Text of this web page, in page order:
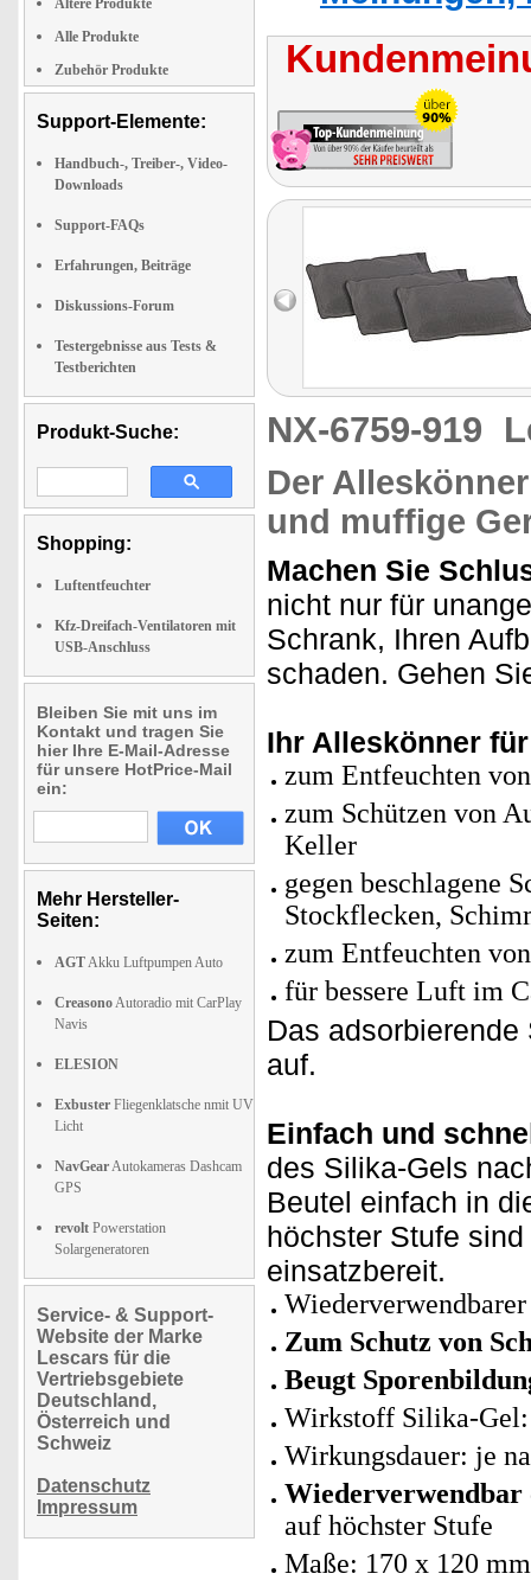
Ältere Produkte
Alle Produkte
Zubehör Produkte
Support-Elemente:
Handbuch-, Treiber-, Video-
Downloads
Support-FAQs
Erfahrungen, Beiträge
Diskussions-Forum
Testergebnisse aus Tests &
Testberichten
Produkt-Suche:
Shopping:
Luftentfeuchter
Kfz-Dreifach-Ventilatoren mit
USB-Anschluss
Bleiben Sie mit uns im
Kontakt und tragen Sie
hier Ihre E-Mail-Adresse
für unsere HotPrice-Mail
ein:
Mehr Hersteller-
Seiten:
AGTAkku Luftpumpen Auto
CreasonoAutoradio mit CarPlay
Navis
ELESION
Exbuster Fliegenklatsche nmit UV
Licht
NavGearAutokameras Dashcam
GPS
revolt Powerstation
Solargeneratoren
Service- & Support-
Website der Marke
Lescars für die
Vertriebsgebiete
Deutschland,
Österreich und
Schweiz
Datenschutz
Impressum
NX-6759-919
Der
und muffige
Machen Sie
nicht nur für
Schrank, Ihren
schaden. Gehen
Ihr Alleskönner
zum Entfeuchten
zum Schützen von
Keller
gegen beschlagene
Stockflecken,
zum Entfeuchten
für bessere Luft im
Das
auf.
Einfach und
des Silika-Gels
Beutel einfach in
höchster Stufe
einsatzbereit.
Zum Schutz von
Beugt
Wirkstoff Silika-Gel:
Wirkungsdauer: je
Wiederverwendbar
auf höchster Stufe
Maße: 170 x 120